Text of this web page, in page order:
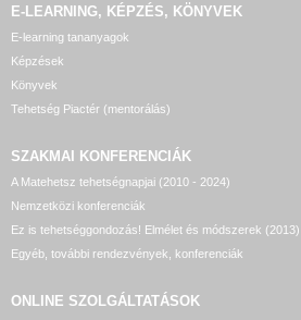
E-LEARNING, KÉPZÉS, KÖNYVEK
E-learning tananyagok
Képzések
Könyvek
Tehetség Piactér (mentorálás)
SZAKMAI KONFERENCIÁK
A Matehetsz tehetségnapjai (2010 - 2024)
Nemzetközi konferenciák
Ez is tehetséggondozás! Elmélet és módszerek (2013)
Egyéb, további rendezvények, konferenciák
ONLINE SZOLGÁLTATÁSOK